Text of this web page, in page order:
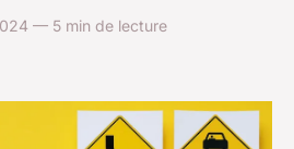
— 5 min de lecture